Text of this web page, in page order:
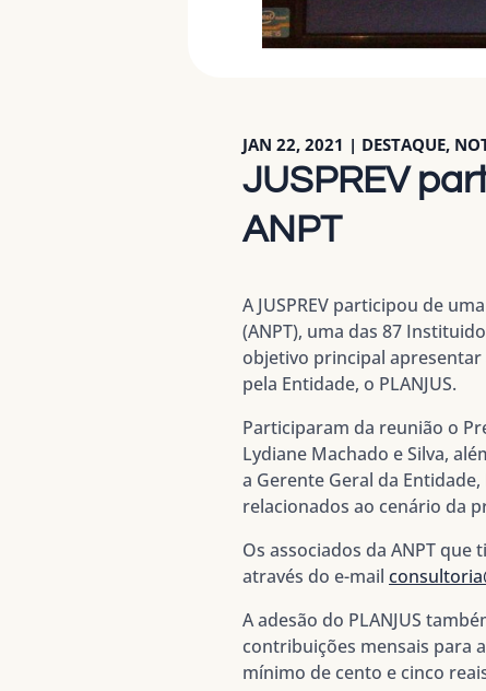
JUSPREV
ANPT
JAN 22, 2021 | DESTAQUE,
AJUSPREV participou de
(ANPT), uma das 87
objetivo principal apresentar
pela Entidade, o PLANJUS.
Participaram da reunião o
Lydiane Machado e Silva,
a Gerente Geral da
relacionados ao cenário da
Os associados da ANPT que
através do e-mail
A adesão do PLANJUS
contribuições mensais para
mínimo de cento e cinco